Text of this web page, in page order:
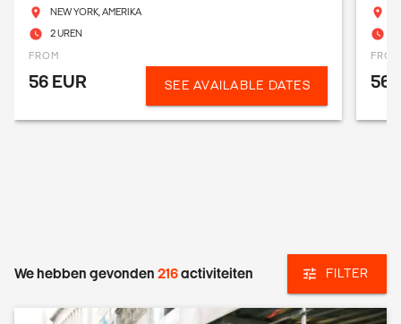
NEW YORK, AMERIKA
2 UREN
FROM
56 EUR SEE AVAILABLE DATES
FROM
56
We hebben gevonden 216activiteiten FILTER